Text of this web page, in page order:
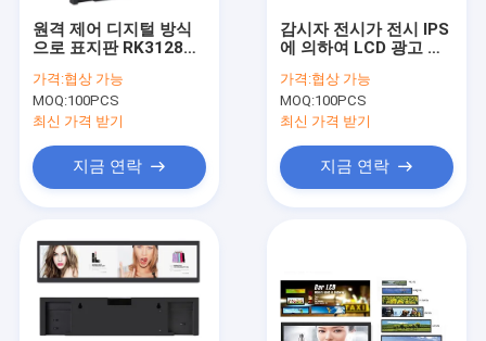
뉴스
경우
묻힌 시스템 기판
원격 제어 디지털 방식
으로 표지판 RK3128가
플레이 선반 산 기지개
했습니다
가격:협상 가능
MOQ:100PCS
최신 가격 받기
지금 연락
감시자 전시가 전시 IPS
에 의하여 LCD 광고 선
와이파이 인조 인간 6.0
37" 기지개했습니다
가격:협상 가능
MOQ:100PCS
최신 가격 받기
지금 연락